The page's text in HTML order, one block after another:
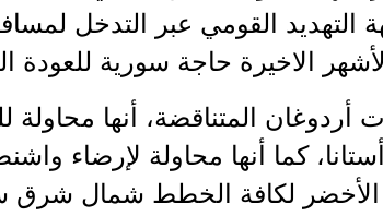
الاخيرة حاجة سورية للعودة
المتناقضة، أنها محاولة
كما أنها محاولة لإرضاء
الأخضر لكافة الخطط شمال شرق